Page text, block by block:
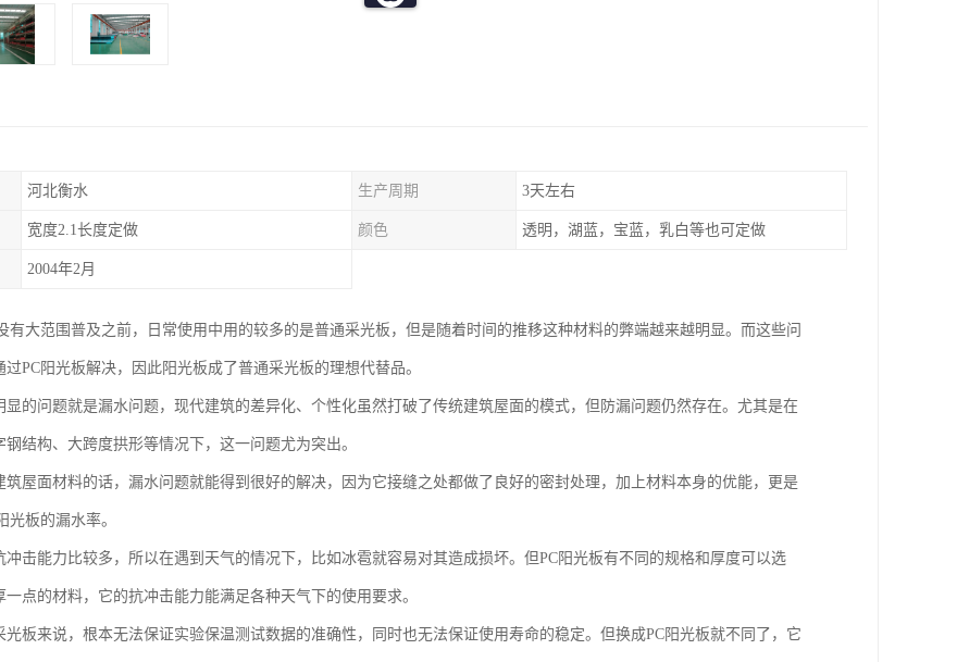
河北衡水 生产周期 3天左右
宽度2.1长度定做 颜色 透明，湖蓝，宝蓝，乳白等也可定做
2004年2月
有大范围普及之前，日常使用中用的较多的是普通采光板，但是随着时间的推移这种材料的弊端越来越明显。而这些问
PC阳光板解决，因此阳光板成了普通采光板的理想代替品。
显的问题就是漏水问题，现代建筑的差异化、个性化虽然打破了传统建筑屋面的模式，但防漏问题仍然存在。尤其是在
结构、大跨度拱形等情况下，这一问题尤为突出。
筑屋面材料的话，漏水问题就能得到很好的解决，因为它接缝之处都做了良好的密封处理，加上材料本身的优能，更是
光板的漏水率。
冲击能力比较多，所以在遇到天气的情况下，比如冰雹就容易对其造成损坏。但PC阳光板有不同的规格和厚度可以选
一点的材料，它的抗冲击能力能满足各种天气下的使用要求。
光板来说，根本无法保证实验保温测试数据的准确性，同时也无法保证使用寿命的稳定。但换成PC阳光板就不同了，它